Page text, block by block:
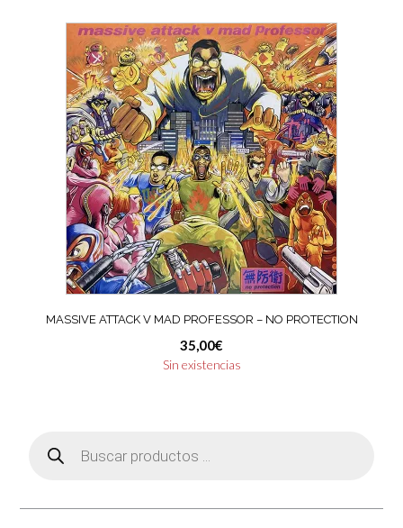
MASSIVE ATTACK V MAD PROFESSOR – NO PROTECTION
35,00€
Sin existencias
productos